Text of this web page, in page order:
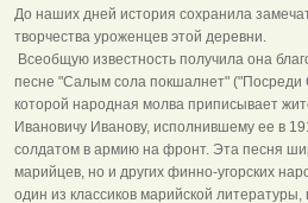
До наших дней история сохранила
творчества уроженцев этой деревни.
Всеобщую известность получила она
песне "Салым сола покшалнет" ("Посреди
которой народная молва приписывает
Ивановичу Иванову, исполнившему ее в
солдатом в армию на фронт. Эта песня
марийцев, но и других финно-угорских
один из классиков марийской литературы,